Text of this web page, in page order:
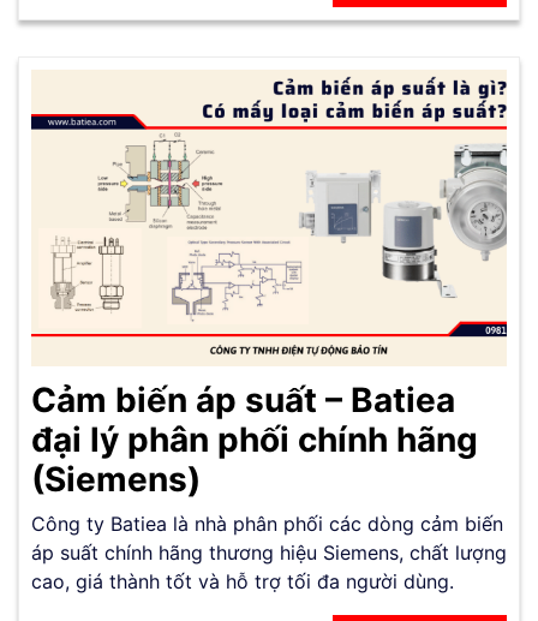
Cảm biến áp suất – Batiea
đại lý phân phối chính hãng
(Siemens)
Công ty Batiea là nhà phân phối các dòng cảm biến
áp suất chính hãng thương hiệu Siemens, chất lượng
cao, giá thành tốt và hỗ trợ tối đa người dùng.